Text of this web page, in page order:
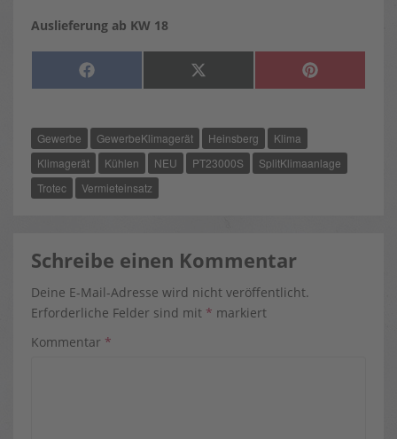
Auslieferung ab KW 18
SHARE
F
A
O
O
K
SHARE
X
(
T
T
E
R
)
SHARE
P
I
S
T
Gewerbe GewerbeKlimagerät Heinsberg
Klima
Klimagerät
Kühlen NEU PT23000S
SplitKlimaanlage
Trotec
Vermieteinsatz
Schreibe einen Kommentar
Deine E-Mail-Adresse wird nicht veröffentlicht.
Erforderliche Felder sind mit * markiert
Kommentar *